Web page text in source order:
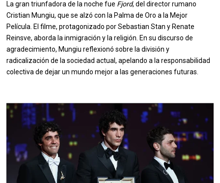
La gran triunfadora de la noche fue Fjord, del director rumano
Cristian Mungiu, que se alzó con la Palma de Oro a la Mejor
Película. El filme, protagonizado por Sebastian Stan y Renate
Reinsve, aborda la inmigración y la religión. En su discurso de
agradecimiento, Mungiu reflexionó sobre la división y
radicalización de la sociedad actual, apelando a la responsabilidad
colectiva de dejar un mundo mejor a las generaciones futuras.